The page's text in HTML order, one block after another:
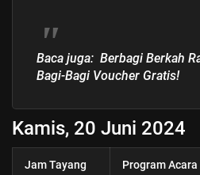
Baca juga: Berbagi Berkah
Bagi-Bagi Voucher Gratis!
Kamis, 20 Juni 2024
Jam Tayang Program Acara